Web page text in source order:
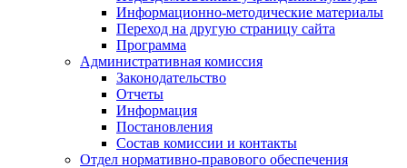
Информационно-методические материалы
Переход на другую страницу сайта
Программа
Административная комиссия
Законодательство
Отчеты
Информация
Постановления
Состав комиссии и контакты
Отдел нормативно-правового обеспечения